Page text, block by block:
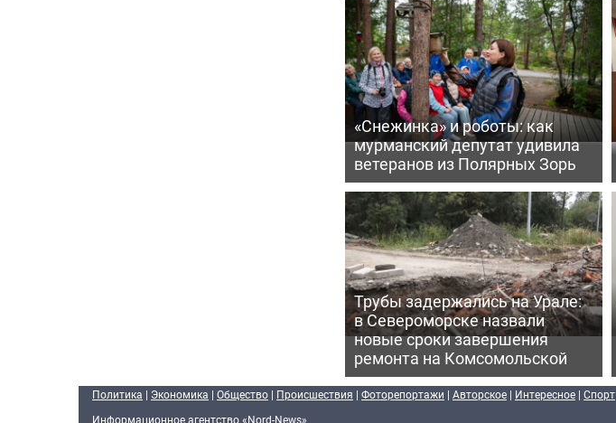
«Снежинка» и роботы: как
мурманский депутат удивила
ветеранов из Полярных Зорь
Трубы задержались на Урале:
в Североморске назвали
новые сроки завершения
ремонта на Комсомольской
Политика | Экономика | Общество | Происшествия | Фоторепортажи | Авторское | Интересное | Спорт
Информационное агентство «Nord-News»